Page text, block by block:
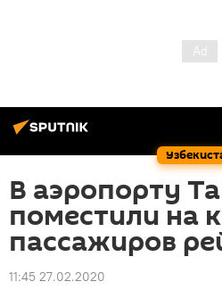
В аэропорту
поместили на
пассажиров
11:45 27.02.2020